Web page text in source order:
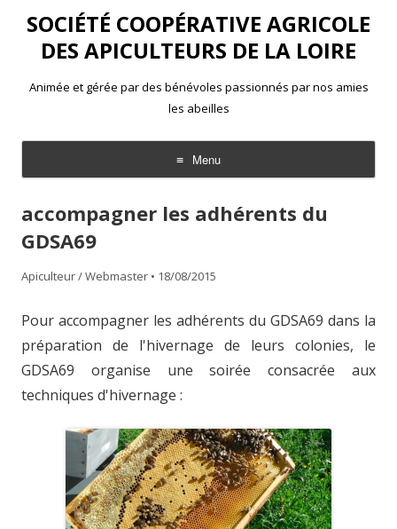
SOCIÉTÉ COOPÉRATIVE AGRICOLE
DES APICULTEURS DE LA LOIRE
Animée et gérée par des bénévoles passionnés par nos amies
les abeilles
Menu
Aller
contenu
accompagner les adhérents du
GDSA69
Apiculteur / Webmaster • 18/08/2015
​​​​Pour accompagner les adhérents du GDSA69 dans la
préparation de l'hivernage de leurs colonies, le
GDSA69 organise une soirée consacrée aux
techniques d'hivernage :